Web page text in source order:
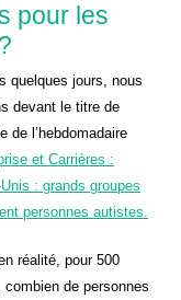
pour les
quelques jours, nous
devant le titre de
de l’hebdomadaire
et Carrières :
: grands groupes
personnes autistes.
réalité, pour 500
de personnes